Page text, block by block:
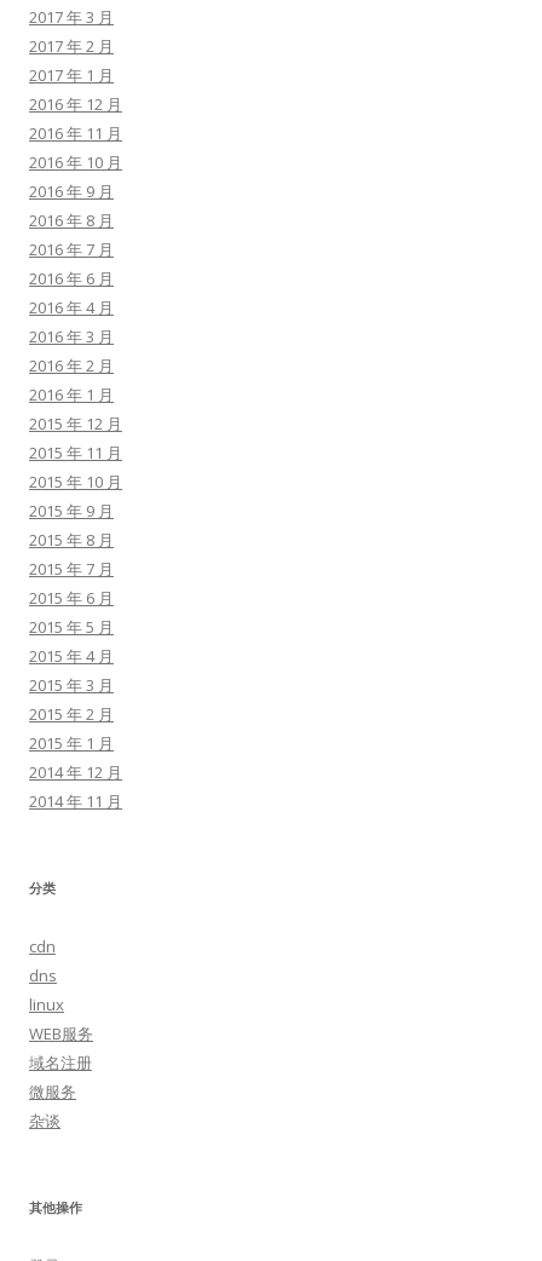
2017 年 3 月
2017 年 2 月
2017 年 1 月
2016 年 12 月
2016 年 11 月
2016 年 10 月
2016 年 9 月
2016 年 8 月
2016 年 7 月
2016 年 6 月
2016 年 4 月
2016 年 3 月
2016 年 2 月
2016 年 1 月
2015 年 12 月
2015 年 11 月
2015 年 10 月
2015 年 9 月
2015 年 8 月
2015 年 7 月
2015 年 6 月
2015 年 5 月
2015 年 4 月
2015 年 3 月
2015 年 2 月
2015 年 1 月
2014 年 12 月
2014 年 11 月
分类
cdn
dns
linux
WEB服务
域名注册
微服务
杂谈
其他操作